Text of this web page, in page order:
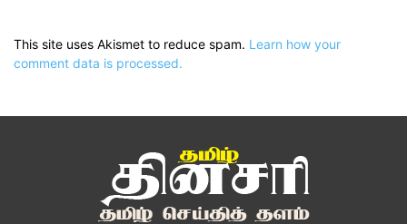
This site uses Akismet to reduce spam. Learn how your
comment data is processed.